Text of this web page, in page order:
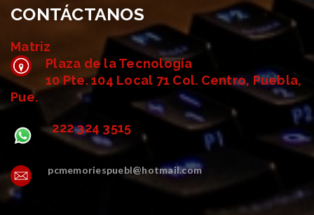
CONTÁCTANOS
Matriz
Plaza de la Tecnología
10 Pte. 104 Local 71 Col. Centro, Puebla,
Pue.
222 324 3515
pcmemoriespuebl@hotmail.com